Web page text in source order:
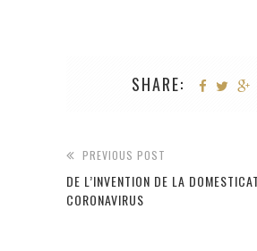
SHARE:
PREVIOUS POST
DE L’INVENTION DE LA
CORONAVIRUS